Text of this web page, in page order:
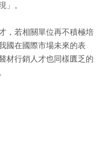
」。
，若相關單位再不積極培
國在國際市場未來的表
材行銷人才也同樣匱乏的